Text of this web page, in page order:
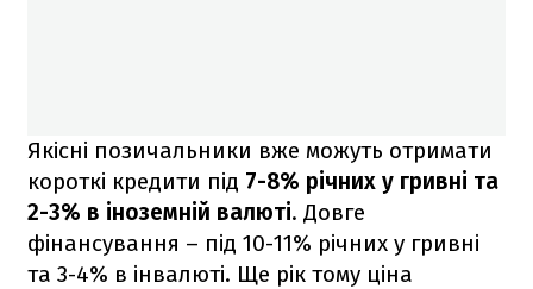
Якісні позичальники вже можуть отримати
короткі кредити під 7-8% річних у гривні та
2-3% в іноземній валюті. Довге
фінансування – під 10-11% річних у гривні
та 3-4% в інвалюті. Ще рік тому ціна